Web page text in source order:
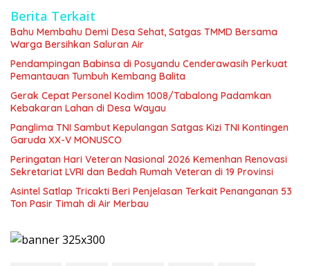
Berita Terkait
Bahu Membahu Demi Desa Sehat, Satgas TMMD Bersama
Warga Bersihkan Saluran Air
Pendampingan Babinsa di Posyandu Cenderawasih Perkuat
Pemantauan Tumbuh Kembang Balita
Gerak Cepat Personel Kodim 1008/Tabalong Padamkan
Kebakaran Lahan di Desa Wayau
Panglima TNI Sambut Kepulangan Satgas Kizi TNI Kontingen
Garuda XX-V MONUSCO
Peringatan Hari Veteran Nasional 2026 Kemenhan Renovasi
Sekretariat LVRI dan Bedah Rumah Veteran di 19 Provinsi
Asintel Satlap Tricakti Beri Penjelasan Terkait Penanganan 53
Ton Pasir Timah di Air Merbau